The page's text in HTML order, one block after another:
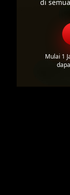
di
Mulai 1